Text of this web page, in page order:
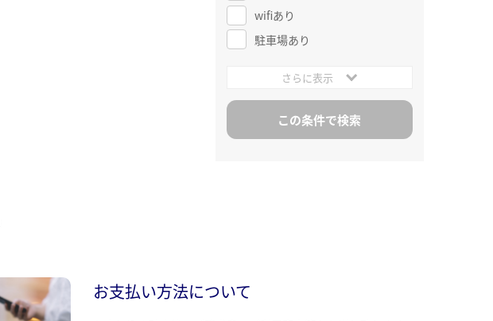
wifiあり
駐車場あり
さらに表示
お支払い方法について